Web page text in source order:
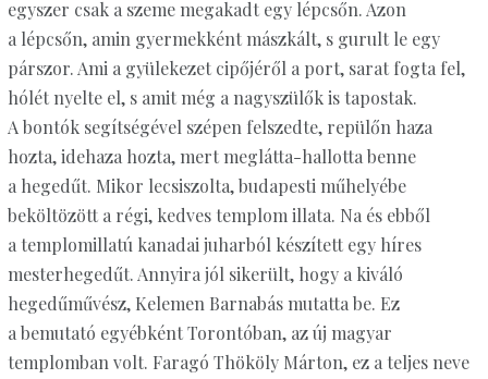
egyszer csak a szeme megakadt egy lépcsőn. Azon
a lépcsőn, amin gyermekként mászkált, s gurult le egy
párszor. Ami a gyülekezet cipőjéről a port, sarat fogta fel,
hólét nyelte el, s amit még a nagyszülők is tapostak.
A bontók segítségével szépen felszedte, repülőn haza
hozta, idehaza hozta, mert meglátta-hallotta benne
a hegedűt. Mikor lecsiszolta, budapesti műhelyébe
beköltözött a régi, kedves templom illata. Na és ebből
a templomillatú kanadai juharból készített egy híres
mesterhegedűt. Annyira jól sikerült, hogy a kiváló
hegedűművész, Kelemen Barnabás mutatta be. Ez
a bemutató egyébként Torontóban, az új magyar
templomban volt. Faragó Thököly Márton, ez a teljes neve